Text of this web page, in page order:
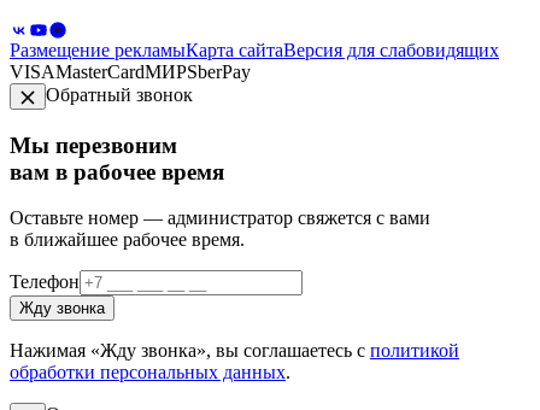
Размещение рекламыКарта сайтаВерсия для слабовидящих
VISAMasterCardМИРSberPay
Обратный звонок
Мы перезвоним
вам в рабочее время
Оставьте номер — администратор свяжется с вами
в ближайшее рабочее время.
Телефон
Жду звонка
Нажимая «Жду звонка», вы соглашаетесь с политикой
обработки персональных данных.